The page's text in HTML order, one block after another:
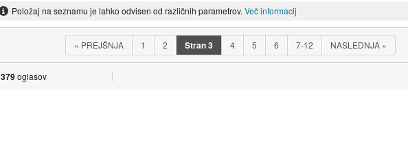
Položaj na seznamu je lahko odvisen od različnih parametrov. Več informacij
« PREJŠNJA 1 2 Stran3 4 5 6 7-12 NASLEDNJA »
379oglasov